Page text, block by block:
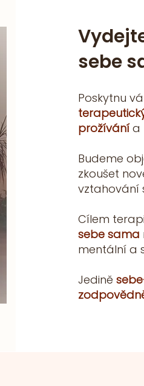
sebe
Poskytnu
prožívání a
Budeme
zkoušet
vztahování
Cílem
sebe sama
mentální a
Jedině